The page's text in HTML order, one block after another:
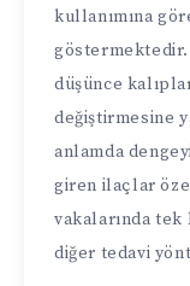
kullanımına
düşünce
değiştirmesine
anlamda
giren ilaçlar
vakalarında tek
diğer tedavi